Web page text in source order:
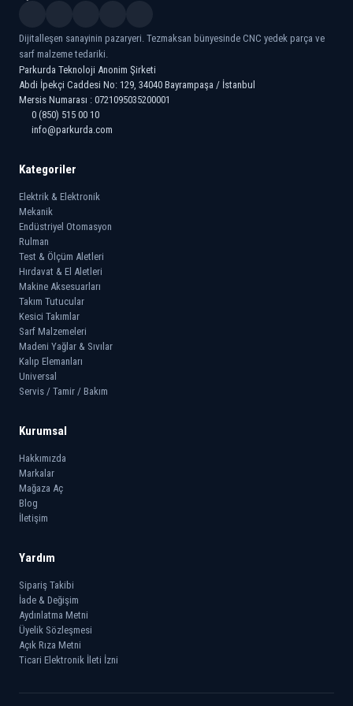
Dijitalleşen sanayinin pazaryeri. Tezmaksan bünyesinde CNC yedek parça ve
sarf malzeme tedariki.
Parkurda Teknoloji Anonim Şirketi
Abdi İpekçi Caddesi No: 129, 34040 Bayrampaşa / İstanbul
Mersis Numarası : 0721095035200001
0 (850) 515 00 10
info@parkurda.com
Kategoriler
Elektrik & Elektronik
Mekanik
Endüstriyel Otomasyon
Rulman
Test & Ölçüm Aletleri
Hırdavat & El Aletleri
Makine Aksesuarları
Takım Tutucular
Kesici Takımlar
Sarf Malzemeleri
Madeni Yağlar & Sıvılar
Kalıp Elemanları
Universal
Servis / Tamir / Bakım
Kurumsal
Hakkımızda
Markalar
Mağaza Aç
Blog
İletişim
Yardım
Sipariş Takibi
İade & Değişim
Aydınlatma Metni
Üyelik Sözleşmesi
Açık Rıza Metni
Ticari Elektronik İleti İzni